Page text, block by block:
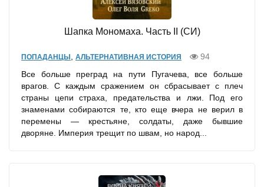
Шапка Мономаха. Часть II (СИ)
ПОПАДАНЦЫ АЛЬТЕРНАТИВНАЯ ИСТОРИЯ
94
Все больше преград на пути Пугачева, все больше
врагов. С каждым сражением он сбрасывает с плеч
страны цепи страха, предательства и лжи. Под его
знаменами собираются те, кто еще вчера не верил в
перемены — крестьяне, солдаты, даже бывшие
дворяне. Империя трещит по швам, но народ...